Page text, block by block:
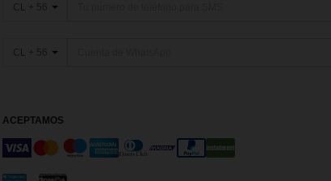
CL + 56
CL + 56
ACEPTAMOS